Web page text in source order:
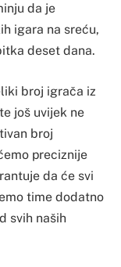
da je
igara na sreću,
deset dana.
broj igrača iz
još uvijek ne
broj
preciznije
da će svi
time dodatno
svih naših